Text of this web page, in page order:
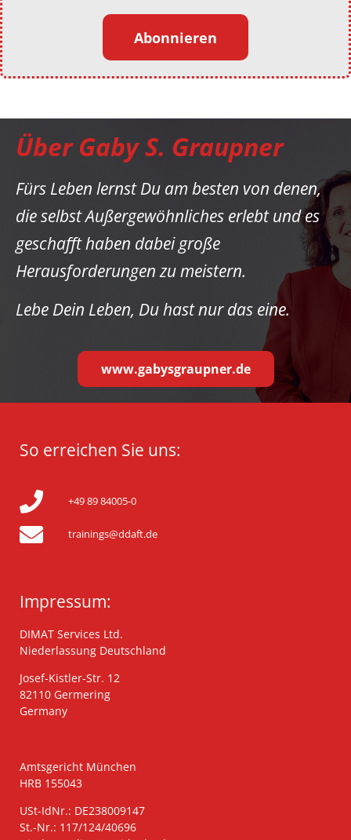
Abonnieren
Über Gaby S. Graupner
Fürs Leben lernst Du am besten von denen,
die selbst Außergewöhnliches erlebt und es
geschafft haben dabei große
Herausforderungen zu meistern.
Lebe Dein Leben, Du hast nur das eine.
www.gabysgraupner.de
So erreichen Sie uns:
+49 89 84005-0
trainings@ddaft.de
Impressum:
DIMAT Services Ltd.
Niederlassung Deutschland
Josef-Kistler-Str. 12
82110 Germering
Germany
Amtsgericht München
HRB 155043
USt-IdNr.: DE238009147
St.-Nr.: 117/124/40696